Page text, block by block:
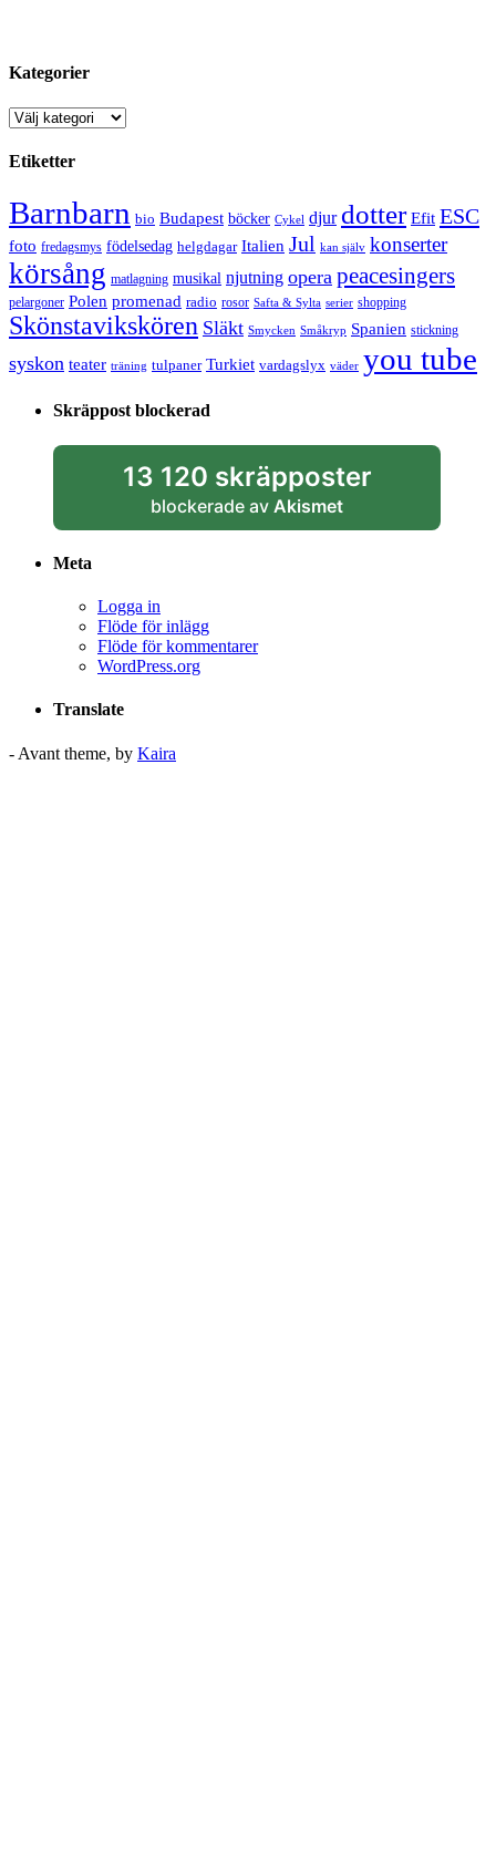
Kategorier
Kategorier
Etiketter
Barnbarn bio Budapest böcker Cykel djur dotter Efit ESC
foto fredagsmys födelsedag helgdagar Italien Jul kan själv konserter
körsång matlagning musikal njutning opera peacesingers
pelargoner Polen promenad radio rosor Safta & Sylta serier shopping
Skönstavikskören Släkt Smycken Småkryp Spanien stickning
syskon teater träning tulpaner Turkiet vardagslyx väder you tube
Skräppost blockerad
13 120 skräpposter
blockerade av Akismet
Meta
Logga in
Flöde för inlägg
Flöde för kommentarer
WordPress.org
Translate
- Avant theme, by Kaira